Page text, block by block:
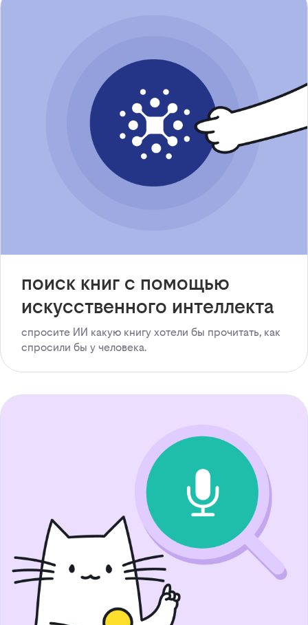
поиск книг с помощью
искусственного интеллекта
спросите ИИ какую книгу хотели бы прочитать, как
спросили бы у человека.